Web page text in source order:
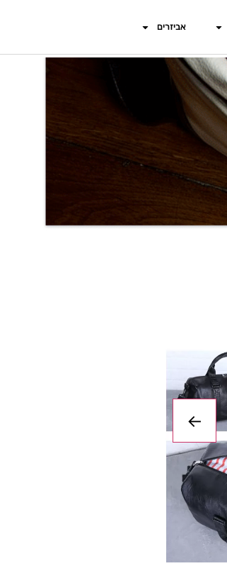
אביזרים